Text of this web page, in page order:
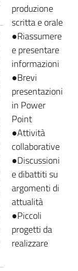
produzione
scritta e orale
●Riassumere
e presentare
informazioni
●Brevi
presentazioni
in Power
Point
●Attività
collaborative
●Discussioni
e dibattiti su
argomenti di
attualità
●Piccoli
progetti da
realizzare